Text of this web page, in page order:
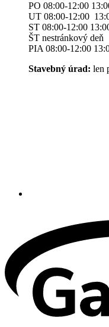
PO 08:00-12:00
UT 08:00-12:00
ST 08:00-12:00
ŠT nestránkový deň
PIA 08:00-12:00
Stavebný úrad: len